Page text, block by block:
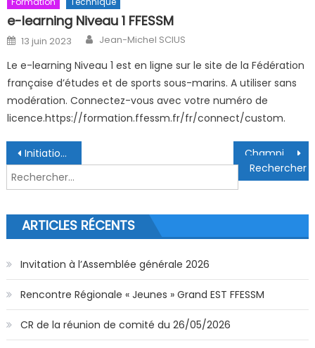
e-learning Niveau 1 FFESSM
Posted on
13 juin 2023 Author
Jean-Michel SCIUS
Le e-learning Niveau 1 est en ligne sur le site de la Fédération
française d’études et de sports sous-marins. A utiliser sans
modération. Connectez-vous avec votre numéro de
licence.https://formation.ffessm.fr/fr/connect/custom.
Navigation de l’article
Initiation et tournoi amical hockey 17/03/2024
Rechercher :
ARTICLES RÉCENTS
Invitation à l’Assemblée générale 2026
Rencontre Régionale « Jeunes » Grand EST FFESSM
CR de la réunion de comité du 26/05/2026